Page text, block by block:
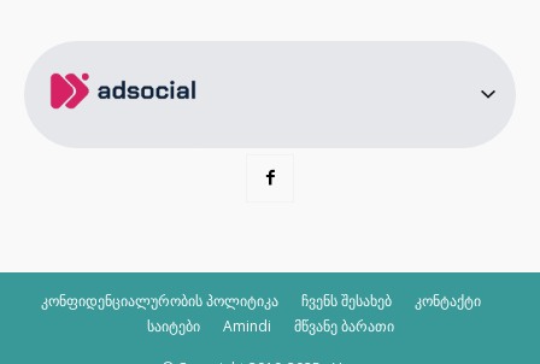
კონფიდენციალურობის პოლიტიკა ჩვენს შესახებ
კონტაქტი
საიტები
Amindi მწვანე ბარათი